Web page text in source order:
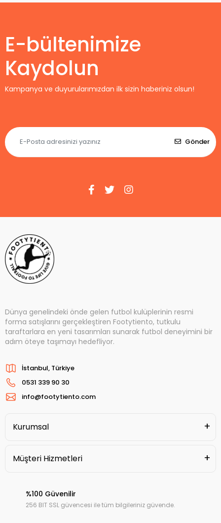
E-bültenimize
Kaydolun
Kampanya ve duyurularımızdan ilk sizin haberiniz olsun!
Gönder
Dünya genelindeki önde gelen futbol kulüplerinin resmi
forma satışlarını gerçekleştiren Footytiento, tutkulu
taraftarlara en yeni tasarımları sunarak futbol deneyimini bir
adım öteye taşımayı hedefliyor.
İstanbul, Türkiye
0531 339 90 30
info@footytiento.com
Kurumsal
Müşteri Hizmetleri
%100 Güvenilir
256 BIT SSL güvencesi ile tüm bilgileriniz güvende.